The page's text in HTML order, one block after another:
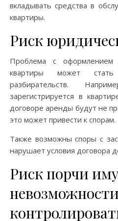
вкладывать средства в
квартиры.
Риск
Проблема с оформлением
квартиры может
разбирательств.
зарегистрируется в
договоре аренды будут не
это может привести к спорам.
Также возможны споры с
нарушает условия договора
Риск порчи